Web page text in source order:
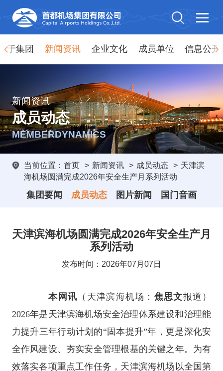
于集团 新闻资讯 企业文化 成员单位 信息公开
新闻资讯
成员动态
MEMBERDYNAMICS
当前位置： 首页 > 新闻资讯 > 成员动态 > 天津滨
海机场圆满完成2026年安全生产月系列活动
集团要闻 成员动态 图片新闻 国门音画
天津滨海机场圆满完成2026年安全生产月
系列活动
发布时间：2026年07月07日
本网讯 （天津滨海机场： 焦思文报道）
2026年是天津滨海机场安全治理体系建设和治理能
力提升三年行动计划的“固本提升”年，更是深化安
全作风建设、夯实安全管理根基的关键之年。为有
效落实各项重点工作任务，天津滨海机场以全国第